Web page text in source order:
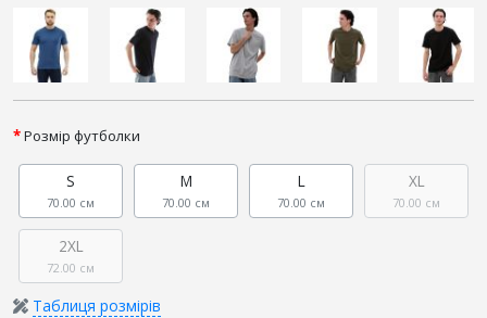
Розмір футболки
S
70.00 см
M
70.00 см
L
70.00 см
XL
70.00 см
2XL
72.00 см
Таблиця розмірів